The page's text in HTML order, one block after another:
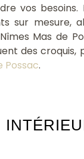
vos besoins.
sur mesure,
Mas de
des croquis,
Possac.